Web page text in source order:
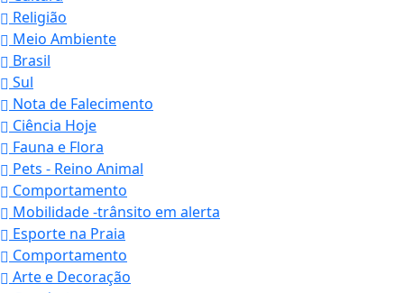
Religião
Meio Ambiente
Brasil
Sul
Nota de Falecimento
Ciência Hoje
Fauna e Flora
Pets - Reino Animal
Comportamento
Mobilidade -trânsito em alerta
Esporte na Praia
Comportamento
Arte e Decoração